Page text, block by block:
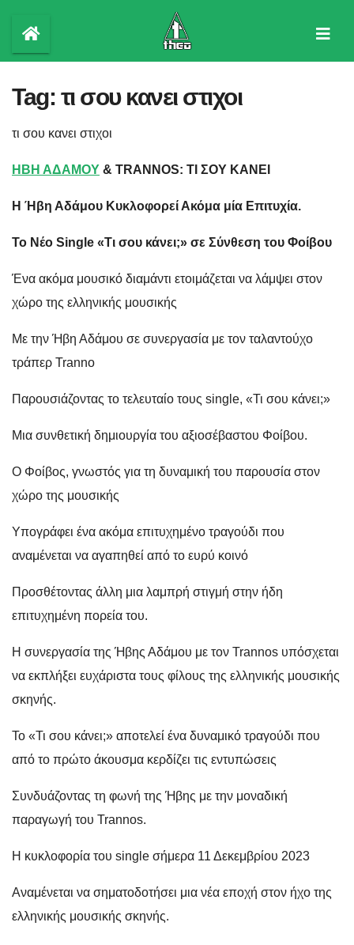
content
Tag: τι σου κανει στιχοι
τι σου κανει στιχοι
ΗΒΗ ΑΔΑΜΟΥ & TRANNOS: ΤΙ ΣΟΥ ΚΑΝΕΙ
Η Ήβη Αδάμου Κυκλοφορεί Ακόμα μία Επιτυχία.
Το Νέο Single «Τι σου κάνει;» σε Σύνθεση του Φοίβου
Ένα ακόμα μουσικό διαμάντι ετοιμάζεται να λάμψει στον
χώρο της ελληνικής μουσικής
Με την Ήβη Αδάμου σε συνεργασία με τον ταλαντούχο
τράπερ Tranno
Παρουσιάζοντας το τελευταίο τους single, «Τι σου κάνει;»
Μια συνθετική δημιουργία του αξιοσέβαστου Φοίβου.
Ο Φοίβος, γνωστός για τη δυναμική του παρουσία στον
χώρο της μουσικής
Υπογράφει ένα ακόμα επιτυχημένο τραγούδι που
αναμένεται να αγαπηθεί από το ευρύ κοινό
Προσθέτοντας άλλη μια λαμπρή στιγμή στην ήδη
επιτυχημένη πορεία του.
Η συνεργασία της Ήβης Αδάμου με τον Trannos υπόσχεται
να εκπλήξει ευχάριστα τους φίλους της ελληνικής μουσικής
σκηνής.
Το «Τι σου κάνει;» αποτελεί ένα δυναμικό τραγούδι που
από το πρώτο άκουσμα κερδίζει τις εντυπώσεις
Συνδυάζοντας τη φωνή της Ήβης με την μοναδική
παραγωγή του Trannos.
Η κυκλοφορία του single σήμερα 11 Δεκεμβρίου 2023
Αναμένεται να σηματοδοτήσει μια νέα εποχή στον ήχο της
ελληνικής μουσικής σκηνής.